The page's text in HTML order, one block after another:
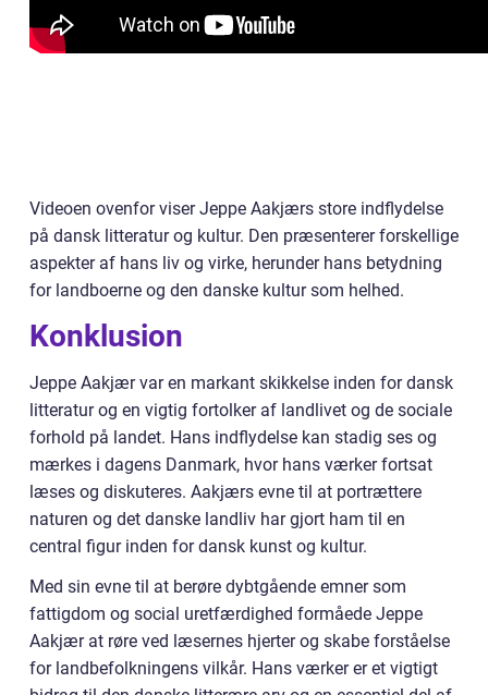
Videoen ovenfor viser Jeppe Aakjærs store indflydelse
på dansk litteratur og kultur. Den præsenterer forskellige
aspekter af hans liv og virke, herunder hans betydning
for landboerne og den danske kultur som helhed.
Konklusion
Jeppe Aakjær var en markant skikkelse inden for dansk
litteratur og en vigtig fortolker af landlivet og de sociale
forhold på landet. Hans indflydelse kan stadig ses og
mærkes i dagens Danmark, hvor hans værker fortsat
læses og diskuteres. Aakjærs evne til at portrættere
naturen og det danske landliv har gjort ham til en
central figur inden for dansk kunst og kultur.
Med sin evne til at berøre dybtgående emner som
fattigdom og social uretfærdighed formåede Jeppe
Aakjær at røre ved læsernes hjerter og skabe forståelse
for landbefolkningens vilkår. Hans værker er et vigtigt